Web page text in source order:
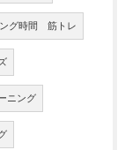
ング時間 筋トレ
ニング